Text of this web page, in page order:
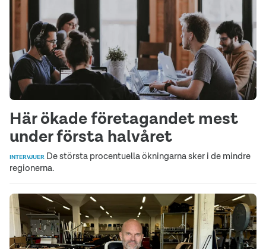
Här ökade företagandet mest
under första halvåret
INTERVJUER De största procentuella ökningarna sker i de mindre
regionerna.